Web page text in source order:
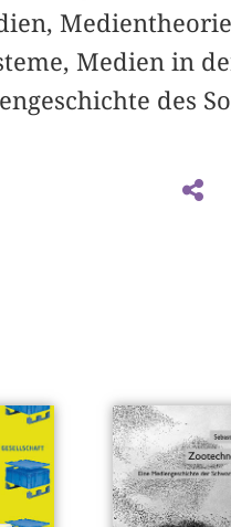
Medien in
des